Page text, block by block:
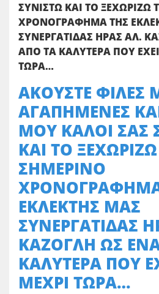
ΣΥΝΙΣΤΩ ΚΑΙ ΤΟ ΞΕΧΩΡΙΖΩ
ΧΡΟΝΟΓΡΑΦΗΜΑ ΤΗΣ
ΣΥΝΕΡΓΑΤΙΔΑΣ ΗΡΑΣ ΑΛ.
ΑΠΟ ΤΑ ΚΑΛΥΤΕΡΑ ΠΟΥ
ΤΩΡΑ…
ΑΚΟΥΣΤΕ ΦΙΛΕΣ
ΑΓΑΠΗΜΕΝΕΣ
ΜΟΥ ΚΑΛΟΙ ΣΑΣ
ΚΑΙ ΤΟ
ΣΗΜΕΡΙΝΟ
ΕΚΛΕΚΤΗΣ ΜΑΣ
ΣΥΝΕΡΓΑΤΙΔΑΣ
ΚΑΖΟΓΛΗ ΩΣ
ΚΑΛΥΤΕΡΑ ΠΟΥ
ΜΕΧΡΙ ΤΩΡΑ…